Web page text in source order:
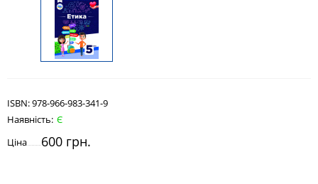
ISBN:978-966-983-341-9
Наявність: Є
Ціна
600 грн.